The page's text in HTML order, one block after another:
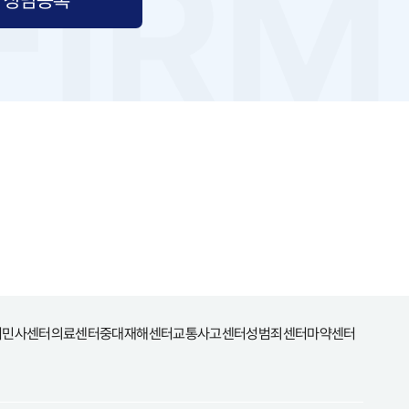
민사센터의료센터중대재해센터교통사고센터성범죄센터마약센터